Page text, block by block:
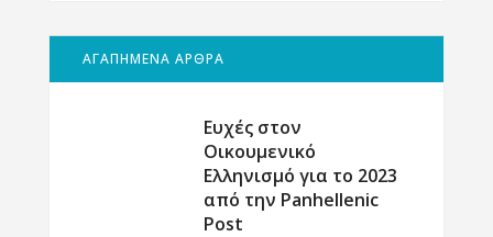
ΑΓΑΠΗΜΕΝΑ ΑΡΘΡΑ
Ευχές στον
Οικουμενικό
Ελληνισμό για το 2023
από την Panhellenic
Post